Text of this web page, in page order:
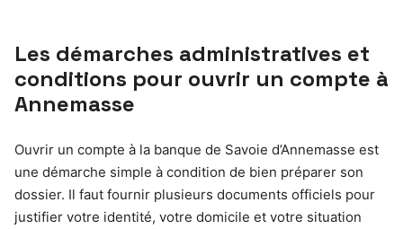
Les démarches administratives et
conditions pour ouvrir un compte à
Annemasse
Ouvrir un compte à la banque de Savoie d’Annemasse est
une démarche simple à condition de bien préparer son
dossier. Il faut fournir plusieurs documents officiels pour
justifier votre identité, votre domicile et votre situation